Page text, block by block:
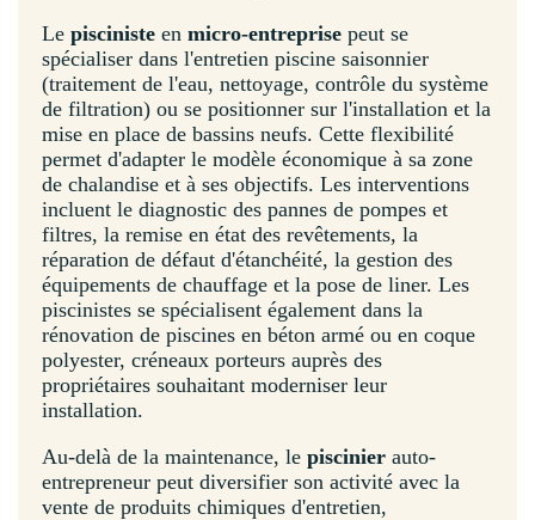
Le pisciniste en micro-entreprise peut se
spécialiser dans l'entretien piscine saisonnier
(traitement de l'eau, nettoyage, contrôle du système
de filtration) ou se positionner sur l'installation et la
mise en place de bassins neufs. Cette flexibilité
permet d'adapter le modèle économique à sa zone
de chalandise et à ses objectifs. Les interventions
incluent le diagnostic des pannes de pompes et
filtres, la remise en état des revêtements, la
réparation de défaut d'étanchéité, la gestion des
équipements de chauffage et la pose de liner. Les
piscinistes se spécialisent également dans la
rénovation de piscines en béton armé ou en coque
polyester, créneaux porteurs auprès des
propriétaires souhaitant moderniser leur
installation.
Au-delà de la maintenance, le piscinier auto-
entrepreneur peut diversifier son activité avec la
vente de produits chimiques d'entretien,